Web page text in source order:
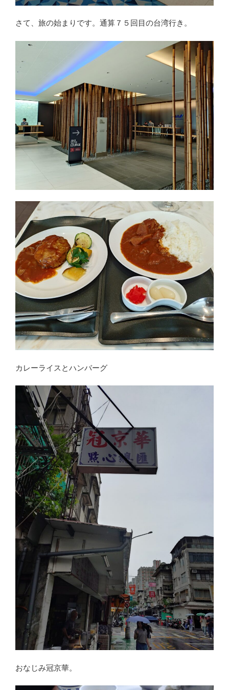
さて、旅の始まりです。通算７５回目の台湾行き。
カレーライスとハンバーグ
おなじみ冠京華。